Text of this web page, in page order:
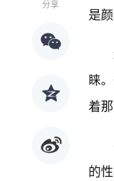
分享
是
睐
着
的